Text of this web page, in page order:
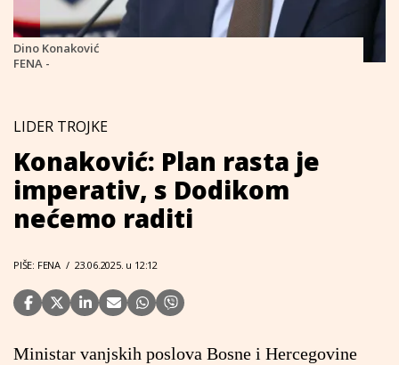
Dino Konaković
FENA -
LIDER TROJKE
Konaković: Plan rasta je
imperativ, s Dodikom
nećemo raditi
PIŠE: FENA / 23.06.2025. u 12:12
Ministar vanjskih poslova Bosne i Hercegovine